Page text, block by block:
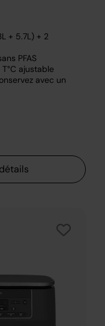
+ 5.7L) + 2
PFAS
ajustable
avec un